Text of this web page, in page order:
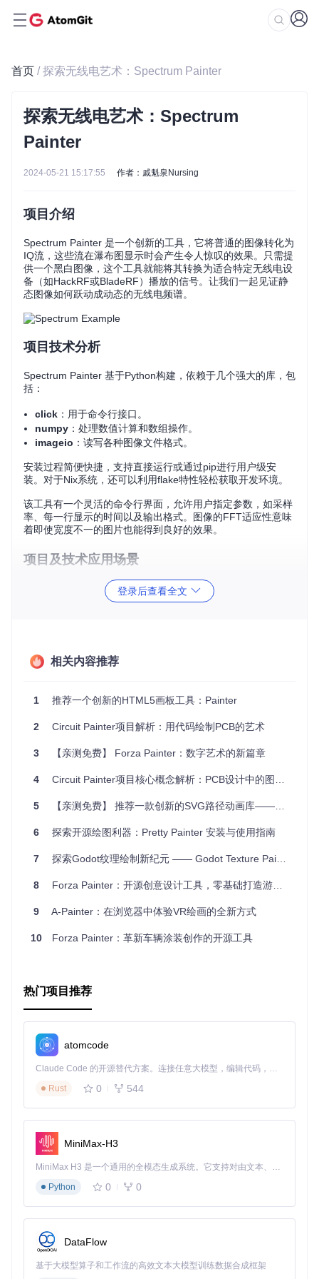
首页 / 探索无线电艺术：Spectrum Painter
探索无线电艺术：Spectrum
Painter
2024-05-21 15:17:55 作者：戚魁泉Nursing
项目介绍
Spectrum Painter 是一个创新的工具，它将普通的图像转化为
IQ流，这些流在瀑布图显示时会产生令人惊叹的效果。只需提
供一个黑白图像，这个工具就能将其转换为适合特定无线电设
备（如HackRF或BladeRF）播放的信号。让我们一起见证静
态图像如何跃动成动态的无线电频谱。
项目技术分析
Spectrum Painter 基于Python构建，依赖于几个强大的库，包
括：
click ：用于命令行接口。
numpy ：处理数值计算和数组操作。
imageio ：读写各种图像文件格式。
安装过程简便快捷，支持直接运行或通过pip进行用户级安
装。对于Nix系统，还可以利用flake特性轻松获取开发环境。
该工具有一个灵活的命令行界面，允许用户指定参数，如采样
率、每一行显示的时间以及输出格式。图像的FFT适应性意味
着即使宽度不一的图片也能得到良好的效果。
项目及技术应用场景
：通过调整参数，你可以创造出独特的无线电频
谱艺术作品，让静态图像以全新的方式呈现。
效果。
RF的IQ流：
F。
项目特点
兼容性强：支持HackRF和BladeRF等常见无线电设备，同
易用性高：简单的命令行接口使得设置和使用非常直观。
实时性好
：可根据输入的“线时间”参数动态展示图像变化。
：无论是个人创作还是集体活动，都能激发无尽的
想象力和实验乐趣。
总的来说，Spectrum Painter 将图像与无线电技术巧妙结合，
为探索无线电世界提供了全新的视角。无论你是无线电爱好
登录后查看全文
相关内容推荐
1 推荐一个创新的HTML5画板工具：Painter
2 Circuit Painter项目解析：用代码绘制PCB的艺术
3 【亲测免费】 Forza Painter：数字艺术的新篇章
4 Circuit Painter项目核心概念解析：PCB设计中的图层与对象系统
5 【亲测免费】 推荐一款创新的SVG路径动画库——Lazy Line Painter
6 探索开源绘图利器：Pretty Painter 安装与使用指南
7 探索Godot纹理绘制新纪元 —— Godot Texture Painter
8 Forza Painter：开源创意设计工具，零基础打造游戏车辆个性化涂装
9 A-Painter：在浏览器中体验VR绘画的全新方式
10 Forza Painter：革新车辆涂装创作的开源工具
热门项目推荐
atomcode
Claude Code 的开源替代方案。连接任意大模型，编辑代码，运行命令，自动验证 — 全自动执行。用 Rust 构建，极致性能。 ｜ An open-source alternative to Claude Code. Connect any LLM, edit code, run commands, and verify changes — autonomously. Built in Rust for speed. Get Started
Rust
0 544
MiniMax-H3
MiniMax H3 是一个通用的全模态生成系统。它支持对由文本、图像、视频和音频组成的多模态上下文进行统一理解，并能生成分辨率高达 2K、时长可达 15 秒的带原生立体声音频的视频。得益于面向任务泛化的系统设计，H3 在预训练阶段就已具备广泛的多模态上下文理解与生成能力，能够出色地执行复杂的多模态指令。
Python
0 0
DataFlow
基于大模型算子和工作流的高效文本大模型训练数据合成框架